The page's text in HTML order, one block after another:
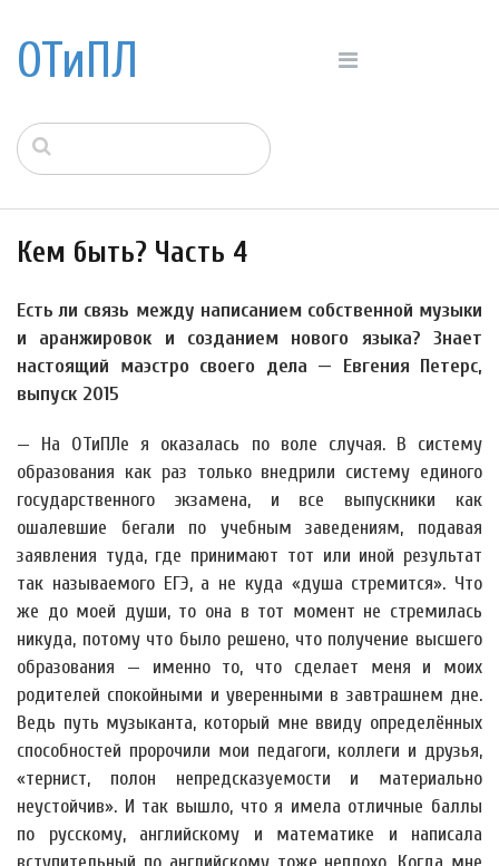
ОТиПЛ
Кем быть? Часть 4
Есть ли связь между написанием собственной музыки
и аранжировок и созданием нового языка? Знает
настоящий маэстро своего дела — Евгения Петерс,
выпуск 2015
— На ОТиПЛе я оказалась по воле случая. В систему
образования как раз только внедрили систему единого
государственного экзамена, и все выпускники как
ошалевшие бегали по учебным заведениям, подавая
заявления туда, где принимают тот или иной результат
так называемого ЕГЭ, а не куда «душа стремится». Что
же до моей души, то она в тот момент не стремилась
никуда, потому что было решено, что получение высшего
образования — именно то, что сделает меня и моих
родителей спокойными и уверенными в завтрашнем дне.
Ведь путь музыканта, который мне ввиду определённых
способностей пророчили мои педагоги, коллеги и друзья,
«тернист, полон непредсказуемости и материально
неустойчив». И так вышло, что я имела отличные баллы
по русскому, английскому и математике и написала